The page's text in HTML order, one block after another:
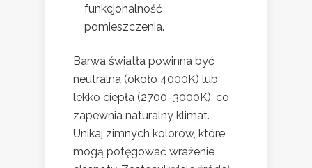
funkcjonalność
pomieszczenia.
Barwa światła powinna być
neutralna (około 4000K) lub
lekko ciepła (2700–3000K), co
zapewnia naturalny klimat.
Unikaj zimnych kolorów, które
mogą potęgować wrażenie